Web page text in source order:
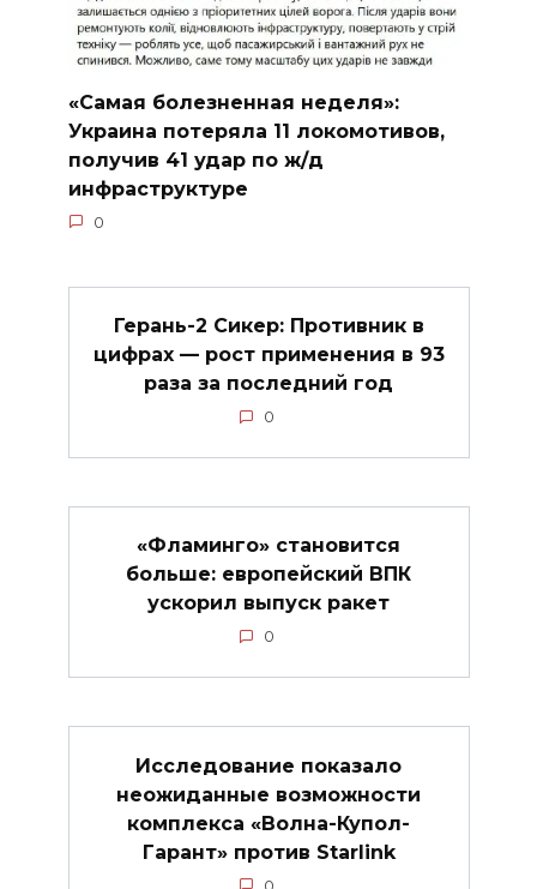
«Самая болезненная неделя»:
Украина потеряла 11 локомотивов,
получив 41 удар по ж/д
инфраструктуре
0
Герань-2 Сикер: Противник в
цифрах — рост применения в 93
раза за последний год
0
«Фламинго» становится
больше: европейский ВПК
ускорил выпуск ракет
0
Исследование показало
неожиданные возможности
комплекса «Волна-Купол-
Гарант» против Starlink